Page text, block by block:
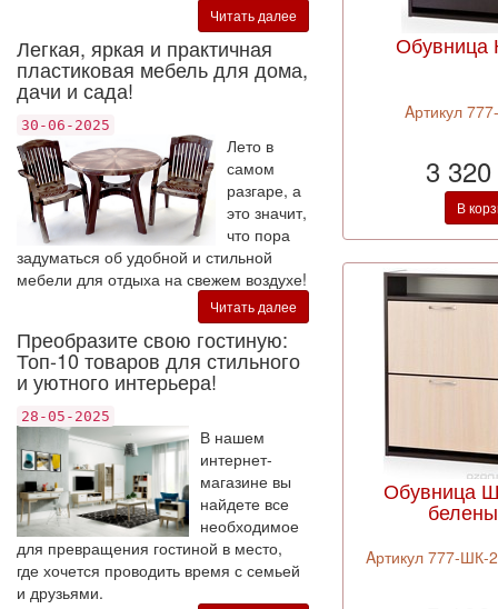
Читать далее
Легкая, яркая и практичная
пластиковая мебель для дома,
дачи и сада!
30-06-2025
Лето в
самом
разгаре, а
это значит,
что пора
задуматься об удобной и стильной
мебели для отдыха на свежем воздухе!
Читать далее
Преобразите свою гостиную:
Топ-10 товаров для стильного
и уютного интерьера!
28-05-2025
В нашем
интернет-
магазине вы
найдете все
необходимое
для превращения гостиной в место,
где хочется проводить время с семьей
и друзьями.
Обувница
Aртикул
3
В
Обувница
Aртикул 777-ШК-